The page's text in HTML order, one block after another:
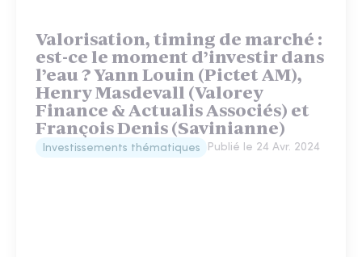
Valorisation, timing de marché :
est-ce le moment d’investir dans
l’eau ? Yann Louin (Pictet AM),
Henry Masdevall (Valorey
Finance & Actualis Associés) et
François Denis (Savinianne)
Investissements thématiques Publié le 24 Avr. 2024